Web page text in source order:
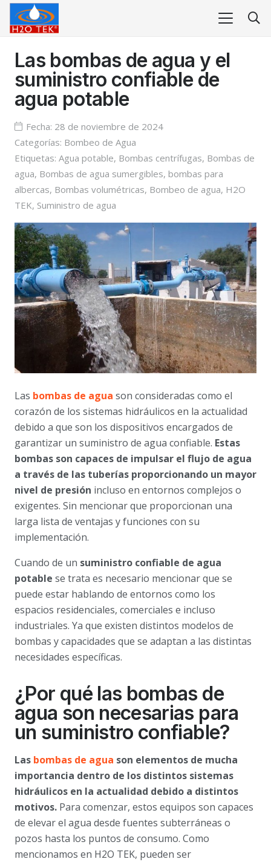
Las bombas de agua y el
suministro confiable de
agua potable
Fecha: 28 de noviembre de 2024
Categorías: Bombeo de Agua
Etiquetas: Agua potable, Bombas centrífugas, Bombas de
agua, Bombas de agua sumergibles, bombas para
albercas, Bombas volumétricas, Bombeo de agua, H2O
TEK, Suministro de agua
Las bombas de agua son consideradas como el
corazón de los sistemas hidráulicos en la actualidad
debido a que son los dispositivos encargados de
garantizar un suministro de agua confiable. Estas
bombas son capaces de impulsar el flujo de agua
a través de las tuberías proporcionando un mayor
nivel de presión incluso en entornos complejos o
exigentes. Sin mencionar que proporcionan una
larga lista de ventajas y funciones con su
implementación.
Cuando de un suministro confiable de agua
potable se trata es necesario mencionar que se
puede estar hablando de entornos como los
espacios residenciales, comerciales e incluso
industriales. Ya que existen distintos modelos de
bombas y capacidades que se adaptan a las distintas
necesidades específicas.
¿Por qué las bombas de
agua son necesarias para
un suministro confiable?
Las bombas de agua son elementos de mucha
importancia dentro de los distintos sistemas
hidráulicos en la actualidad debido a distintos
motivos. Para comenzar, estos equipos son capaces
de elevar el agua desde fuentes subterráneas o
pozos hasta los puntos de consumo. Como
mencionamos en H2O TEK, pueden ser